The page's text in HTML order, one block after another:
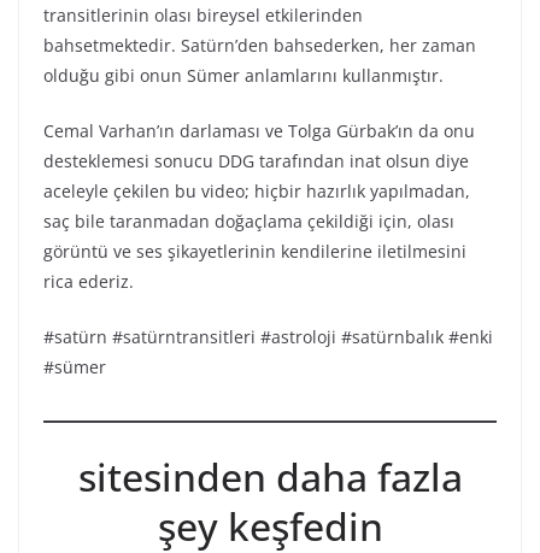
transitlerinin olası bireysel etkilerinden
bahsetmektedir. Satürn’den bahsederken, her zaman
olduğu gibi onun Sümer anlamlarını kullanmıştır.
Cemal Varhan’ın darlaması ve Tolga Gürbak’ın da onu
desteklemesi sonucu DDG tarafından inat olsun diye
aceleyle çekilen bu video; hiçbir hazırlık yapılmadan,
saç bile taranmadan doğaçlama çekildiği için, olası
görüntü ve ses şikayetlerinin kendilerine iletilmesini
rica ederiz.
#satürn #satürntransitleri #astroloji #satürnbalık #enki
#sümer
sitesinden daha fazla
şey keşfedin